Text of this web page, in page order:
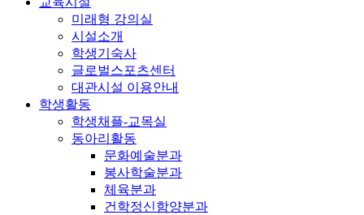
미래형 강의실
시설소개
학생기숙사
글로벌스포츠센터
대관시설 이용안내
학생활동
학생채플-교목실
동아리활동
문화예술분과
봉사학술분과
체육분과
건학정신함양분과